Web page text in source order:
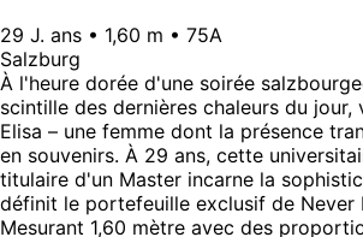
29 J. ans • 1,60 m • 75A
Salzburg
À l'heure dorée d'une soirée
scintille des dernières chaleurs du jour,
Elisa – une femme dont la présence
en souvenirs. À 29 ans, cette
titulaire d'un Master incarne la
définit le portefeuille exclusif de Never
Mesurant 1,60 mètre avec des